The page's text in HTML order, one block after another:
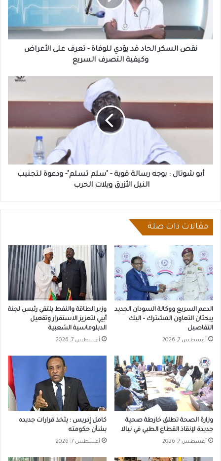
تعرف
الأعراضنقص السكر الحاد قد يؤدي للوفاة - تعرف على الأعراض
وكيفية التصرف السريع
:
قوية
ودعوة
الحرب
أبو شوتال : يوجه رسالة قوية - "سلم تسلم"- ودعوة لتجنيب
النيل الأزرق ويلات الحرب
مقالات ذات صلة
الدعم السريع ووكالة السودان الجديد
يبحثان التعاون المشترك – اليك
التفاصيل
أغسطس 7, 2026
وزير الطاقة والنفط يلتقي رئيس لجنة
أبيي لتعزيز الاستقرار وتفعيل
الدبلوماسية الشعبية
أغسطس 7, 2026
وزارة الصحة تطلق خارطة صحية
جديدة لإنقاذ القطاع الطبي في نيالا
أغسطس 7, 2026
كامل إدريس : يتخذ قرارات جديده
بشأن حكومته
أغسطس 7, 2026